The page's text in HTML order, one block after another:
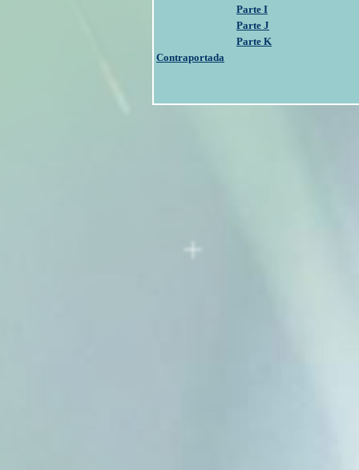
Parte I
Parte J
Parte K
Contraportada